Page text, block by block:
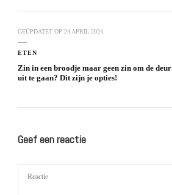
GEÜPDATET OP 24 APRIL 2024
ETEN
Zin in een broodje maar geen zin om de deur
uit te gaan? Dit zijn je opties!
Geef een reactie